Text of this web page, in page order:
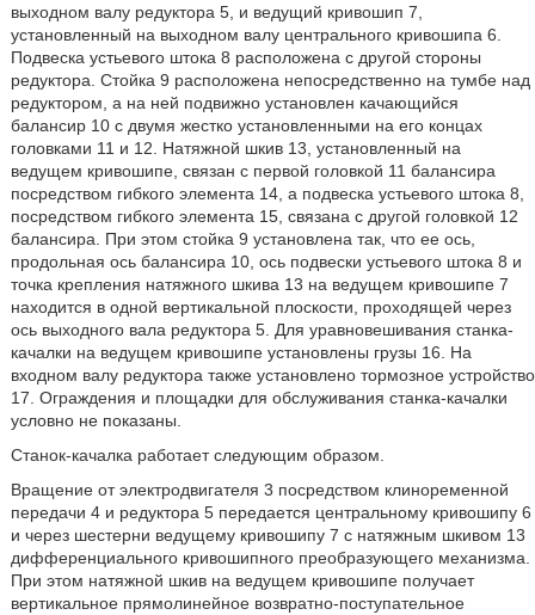
выходном валу редуктора 5, и ведущий кривошип 7,
установленный на выходном валу центрального кривошипа 6.
Подвеска устьевого штока 8 расположена с другой стороны
редуктора. Стойка 9 расположена непосредственно на тумбе над
редуктором, а на ней подвижно установлен качающийся
балансир 10 с двумя жестко установленными на его концах
головками 11 и 12. Натяжной шкив 13, установленный на
ведущем кривошипе, связан с первой головкой 11 балансира
посредством гибкого элемента 14, а подвеска устьевого штока 8,
посредством гибкого элемента 15, связана с другой головкой 12
балансира. При этом стойка 9 установлена так, что ее ось,
продольная ось балансира 10, ось подвески устьевого штока 8 и
точка крепления натяжного шкива 13 на ведущем кривошипе 7
находится в одной вертикальной плоскости, проходящей через
ось выходного вала редуктора 5. Для уравновешивания станка-
качалки на ведущем кривошипе установлены грузы 16. На
входном валу редуктора также установлено тормозное устройство
17. Ограждения и площадки для обслуживания станка-качалки
условно не показаны.
Станок-качалка работает следующим образом.
Вращение от электродвигателя 3 посредством клиноременной
передачи 4 и редуктора 5 передается центральному кривошипу 6
и через шестерни ведущему кривошипу 7 с натяжным шкивом 13
дифференциального кривошипного преобразующего механизма.
При этом натяжной шкив на ведущем кривошипе получает
вертикальное прямолинейное возвратно-поступательное